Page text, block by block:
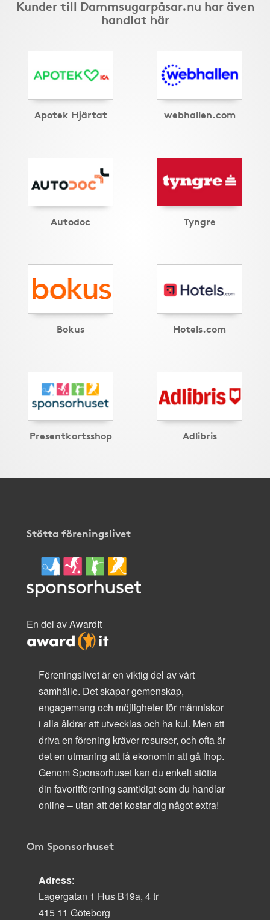
Kunder till Dammsugarpåsar.nu har även
handlat här
Apotek Hjärtat webhallen.com
Autodoc Tyngre
Bokus Hotels.com
Presentkortsshop Adlibris
Stötta föreningslivet
En del av AwardIt
Föreningslivet är en viktig del av vårt
samhälle. Det skapar gemenskap,
engagemang och möjligheter för människor
i alla åldrar att utvecklas och ha kul. Men att
driva en förening kräver resurser, och ofta är
det en utmaning att få ekonomin att gå ihop.
Genom Sponsorhuset kan du enkelt stötta
din favoritförening samtidigt som du handlar
online – utan att det kostar dig något extra!
Om Sponsorhuset
Adress:
Lagergatan 1 Hus B19a, 4 tr
415 11 Göteborg